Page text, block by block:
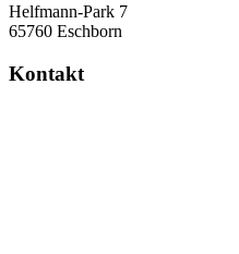
Helfmann-Park 7
65760 Eschborn
Kontakt